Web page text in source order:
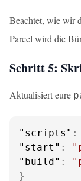
Beachtet, wie wir
Parcel wird die
Schritt 5:
Aktualisiert eure
"scripts" :
"start" :
"build" :
}